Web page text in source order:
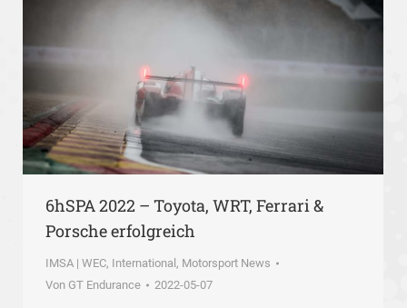
6hSPA 2022 – Toyota, WRT, Ferrari &
Porsche erfolgreich
IMSA | WEC, International , Motorsport News
Von GT Endurance 2022-05-07